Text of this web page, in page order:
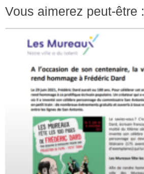
Vous aimerez peut-être :